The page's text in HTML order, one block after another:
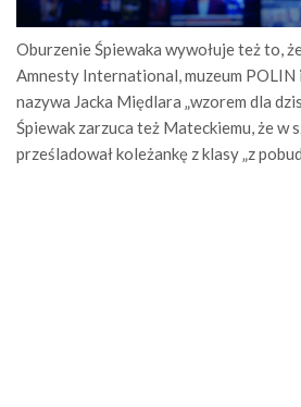
Oburzenie Śpiewaka wywołuje też to,
Amnesty International, muzeum
nazywa Jacka Międlara „wzorem dla
Śpiewak zarzuca też Mateckiemu, że w
prześladował koleżankę z klasy „z